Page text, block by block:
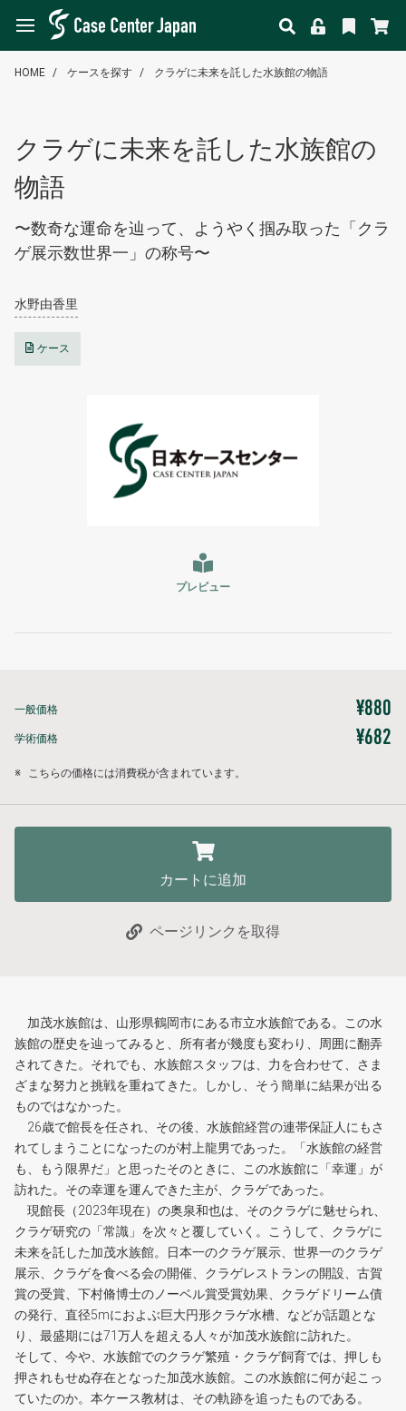
HOME ケースを探す クラゲに未来を託した水族館の物語
クラゲに未来を託した水族館の
物語
〜数奇な運命を辿って、ようやく掴み取った「クラ
ゲ展示数世界一」の称号〜
水野由香里
ケース
プレビュー
一般価格 ¥880
学術価格 ¥682
※ こちらの価格には消費税が含まれています。
カートに追加
ページリンクを取得
加茂水族館は、山形県鶴岡市にある市立水族館である。この水
族館の歴史を辿ってみると、所有者が幾度も変わり、周囲に翻弄
されてきた。それでも、水族館スタッフは、力を合わせて、さま
ざまな努力と挑戦を重ねてきた。しかし、そう簡単に結果が出る
ものではなかった。
26歳で館長を任され、その後、水族館経営の連帯保証人にもさ
れてしまうことになったのが村上龍男であった。「水族館の経営
も、もう限界だ」と思ったそのときに、この水族館に「幸運」が
訪れた。その幸運を運んできた主が、クラゲであった。
現館長（2023年現在）の奥泉和也は、そのクラゲに魅せられ、
クラゲ研究の「常識」を次々と覆していく。こうして、クラゲに
未来を託した加茂水族館。日本一のクラゲ展示、世界一のクラゲ
展示、クラゲを食べる会の開催、クラゲレストランの開設、古賀
賞の受賞、下村脩博士のノーベル賞受賞効果、クラゲドリーム債
の発行、直径5mにおよぶ巨大円形クラゲ水槽、などが話題とな
り、最盛期には71万人を超える人々が加茂水族館に訪れた。
そして、今や、水族館でのクラゲ繁殖・クラゲ飼育では、押しも
押されもせぬ存在となった加茂水族館。この水族館に何が起こっ
ていたのか。本ケース教材は、その軌跡を追ったものである。